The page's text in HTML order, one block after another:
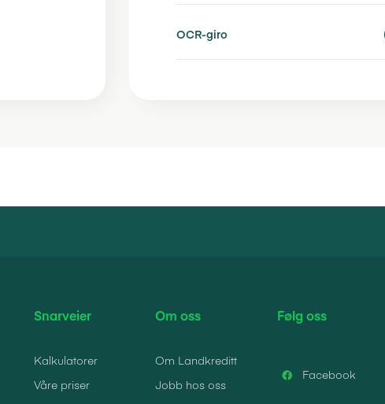
OCR-giro
Snarveier
Kalkulatorer
Våre priser
Om oss
Om Landkreditt
Jobb hos oss
Følg oss
Facebook